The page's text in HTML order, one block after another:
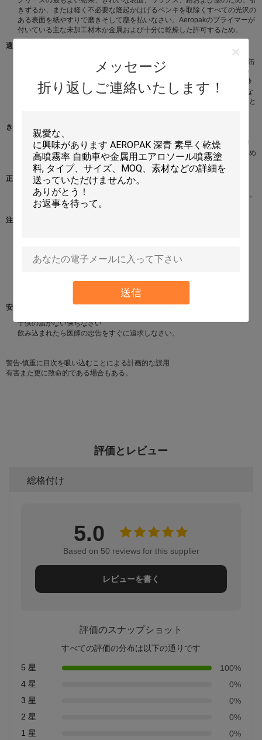
メッセージ
折り返しご連絡いたします！
送信
きずるか、または軽く不必要な隆起かはげるペンキを取除くすべての光沢の
ある表面を紙やすりで磨きそして塵を払いなさい。Aeropakのプライマーが
付いている主な未加工材木か金属および十分に乾燥した許可するため。
適用
重要:使用の前に1分の間缶を活発に揺すりなさい。準備された表面からの缶
30cmを握って、左から右の表面働きを渡る連続的な動きで吹きかかる1つ
の軽い霧のコートを加えることによって始めなさい。休止は、30から60秒
の間置くように霧のコートがして最初のコートにそして90°で働く付加的な
コートを加える。より厚い終わりが要求されたら、余分コート間の少なくと
きれいにしなさい
ミネラルturpsか一般目的のシンナーとスプレーにきれいにしなさい。より
よい長期保管のために、回転はペンキが出て来ていないまで吹きかかるため
に逆さまにでき。
正しい処分
新聞へのスプレーの要らないプロダクトは無駄になることを気分にさせる。
空の缶は再生利用できる。
注意
直接日光から涼しい場所で保ちなさい。
50°C./122 Fの上で貯えてはいけない
安全警告
子供の届かない保ちなさい
飲み込まれたら医師の忠告をすぐに追求しなさい。
警告-慎重に目次を吸い込むことによる計画的な誤用
有害また更に致命的である場合もある。
評価とレビュー
総格付け
5.0
Based on 50 reviews for this supplier
レビューを書く
評価のスナップショット
すべての評価の分布は以下の通りです
5 星
100%
4 星
0%
3 星
0%
2 星
0%
1 星
0%